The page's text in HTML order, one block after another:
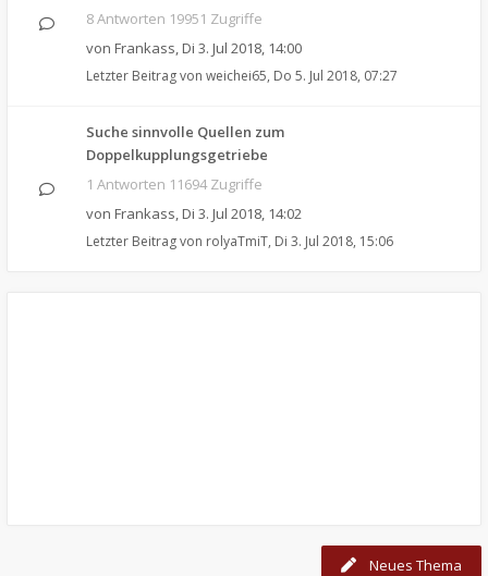
8 Antworten 19951 Zugriffe
von Frankass, Di 3. Jul 2018, 14:00
Letzter Beitrag von weichei65, Do 5. Jul 2018, 07:27
Suche sinnvolle Quellen zum
Doppelkupplungsgetriebe
1 Antworten 11694 Zugriffe
von Frankass, Di 3. Jul 2018, 14:02
Letzter Beitrag von rolyaTmiT, Di 3. Jul 2018, 15:06
Neues Thema